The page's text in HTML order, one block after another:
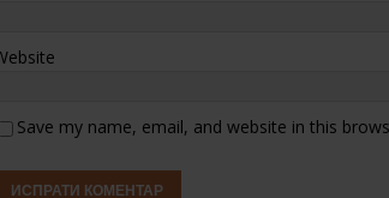
Save my name, email, and website in this